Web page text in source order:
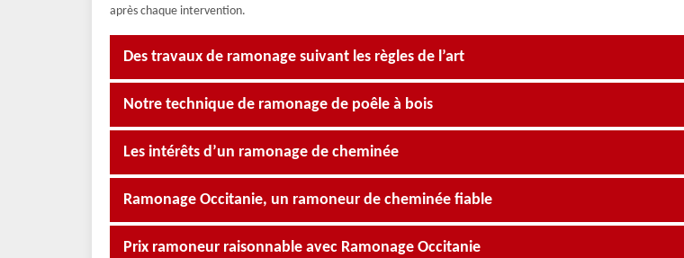
après chaque intervention.
Des travaux de ramonage suivant les règles de l’art
Notre technique de ramonage de poêle à bois
Les intérêts d’un ramonage de cheminée
Ramonage Occitanie, un ramoneur de cheminée fiable
Prix ramoneur raisonnable avec Ramonage Occitanie